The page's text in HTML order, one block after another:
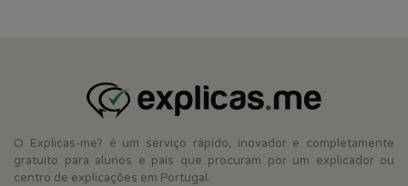
O Explicas-me? é um serviço rápido, inovador e completamente
gratuito para alunos e pais que procuram por um explicador ou
centro de explicações em Portugal.